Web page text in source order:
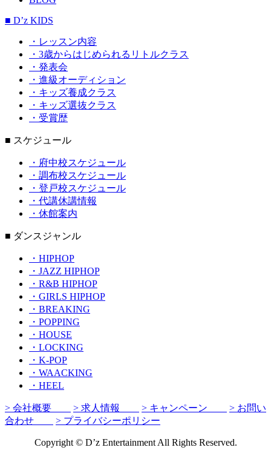
■ D’z KIDS
・レッスン内容
・3歳からはじめられるリトルクラス
・発表会
・進級オーディション
・キッズ養成クラス
・キッズ選抜クラス
・受賞歴
■ スケジュール
・府中校スケジュール
・調布校スケジュール
・登戸校スケジュール
・代講休講情報
・休館案内
■ ダンスジャンル
・HIPHOP
・JAZZ HIPHOP
・R&B HIPHOP
・GIRLS HIPHOP
・BREAKING
・POPPING
・HOUSE
・LOCKING
・K-POP
・WAACKING
・HEEL
> 会社概要 > 求人情報 > キャンペーン
> お問い
合わせ
> プライバシーポリシー
Copyright © D’z Entertainment All Rights Reserved.